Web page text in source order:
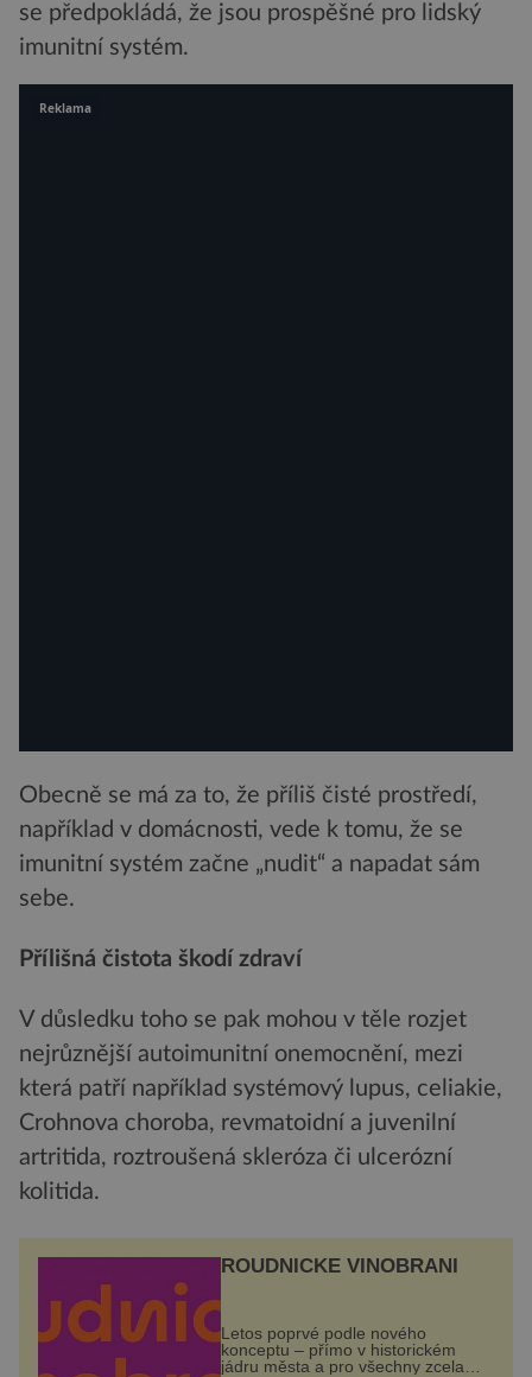
se předpokládá, že jsou prospěšné pro lidský
imunitní systém.
Obecně se má za to, že příliš čisté prostředí,
například v domácnosti, vede k tomu, že se
imunitní systém začne „nudit“ a napadat sám
sebe.
Přílišná čistota škodí zdraví
V důsledku toho se pak mohou v těle rozjet
nejrůznější autoimunitní onemocnění, mezi
která patří například systémový lupus, celiakie,
Crohnova choroba, revmatoidní a juvenilní
artritida, roztroušená skleróza či ulcerózní
kolitida.
ROUDNICKÉ VINOBRANÍ
Letos poprvé podle nového
konceptu – přímo v historickém
jádru města a pro všechny zcela
Reklama